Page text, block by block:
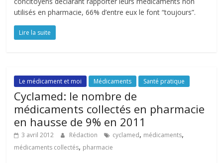
utilisés en pharmacie, 66% d’entre eux le font “toujours”.
Lire la suite
Le médicament et moi Médicaments Santé pratique
Cyclamed: le nombre de
médicaments collectés en pharmacie
en hausse de 9% en 2011
3 avril 2012 Rédaction cyclamed, médicaments,
médicaments collectés, pharmacie